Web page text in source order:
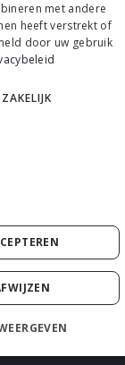
met andere
heeft verstrekt of
door uw gebruik